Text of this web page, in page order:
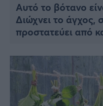
Viral
Ζώδια
Pet
Αυτό το βότανο
Διώχνει το άγχος,
προστατεύει από